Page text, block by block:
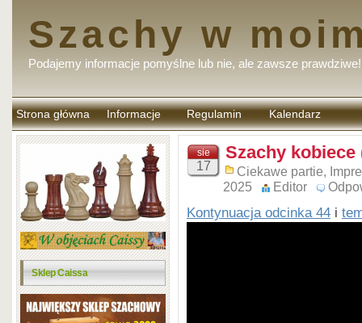
Szachy w
Podajemy informacje pomyślne lub nie, ale zawsze prawdziwe!
Strona główna Informacje Regulamin
komentarzy
Kalendarz
Sklep Caissa
sie
17
Szachy kobiece
Ciekawe partie,
2025
Editor
Kontynuacja odcinka 44 i